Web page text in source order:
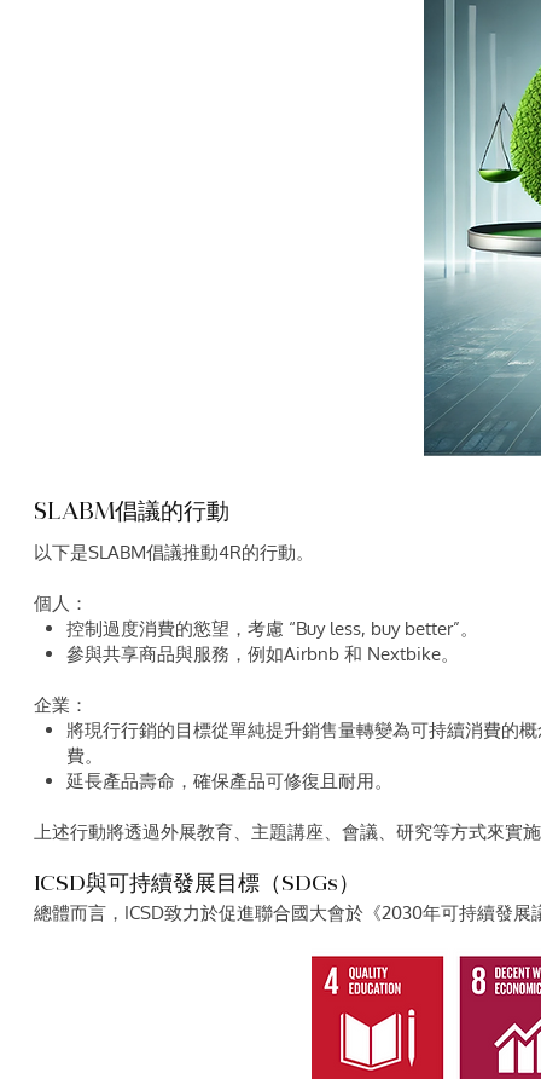
SLABM倡議的行動
以下是SLABM倡議推動4R的行動。
個人：
控制過度消費的慾望，考慮 “Buy less, buy better”。
參與共享商品與服務，例如Airbnb 和 Nextbike。
企業：
將現行行銷的目標從單純提升銷售量轉變為可持續消費的
費。
延長產品壽命，確保產品可修復且耐用。
上述行動將透過外展教育、主題講座、會議、研究等方式來實
ICSD與可持續發展目標（SDGs）
總體而言，ICSD致力於促進聯合國大會於《2030年可持續發